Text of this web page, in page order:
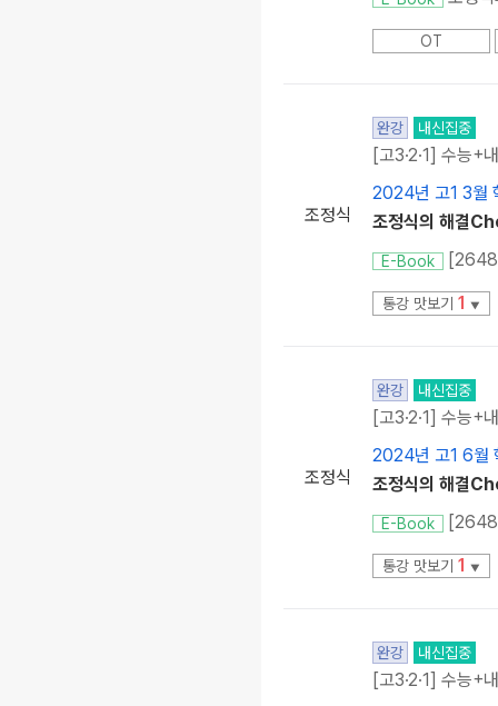
OT
조정식
완강 내신집중
[고3·2·1] 수능+
2024년 고1 3월
조정식의 해결
E-Book
통강 맛보기 1 ▼
조정식
완강 내신집중
[고3·2·1] 수능+
2024년 고1 6월
조정식의 해결
E-Book
통강 맛보기 1 ▼
완강 내신집중
[고3·2·1] 수능+